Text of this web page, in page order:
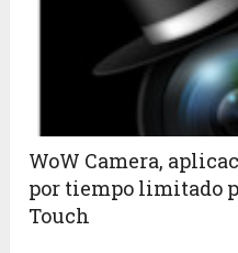
WoW Camera,
por tiempo limitado
Touch